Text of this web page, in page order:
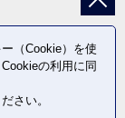
（Cookie）を使
の利用に同
さい。